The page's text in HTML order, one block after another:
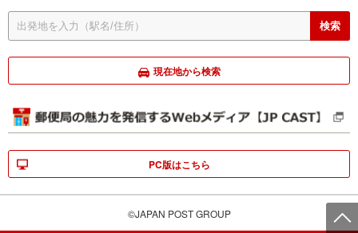
現在地から検索
PC版はこちら
©JAPAN POST GROUP